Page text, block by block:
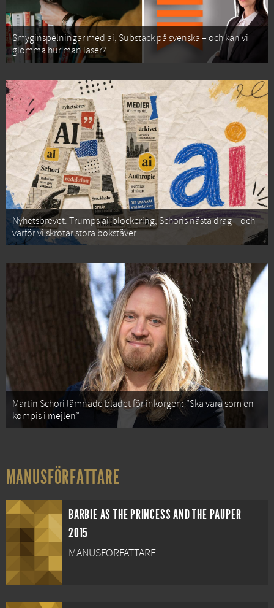
Smyginspelningar med ai, Substack på svenska – och kan vi
glömma hur man läser?
Nyhetsbrevet: Trumps ai-blockering, Schoris nästa drag – och
varför vi skrotar stora bokstäver
Martin Schori lämnade bladet för inkorgen: ”Ska vara som en
kompis i mejlen”
MANUSFÖRFATTARE
BARBIE AS THE PRINCESS AND THE PAUPER
2015
MANUSFÖRFATTARE